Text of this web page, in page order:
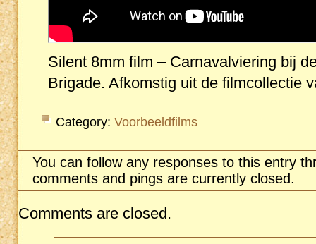
Silent 8mm film – Carnavalviering bij
Brigade. Afkomstig uit de filmcollectie
Category: Voorbeeldfilms
You can follow any responses to this entry
comments and pings are currently closed.
Comments are closed.